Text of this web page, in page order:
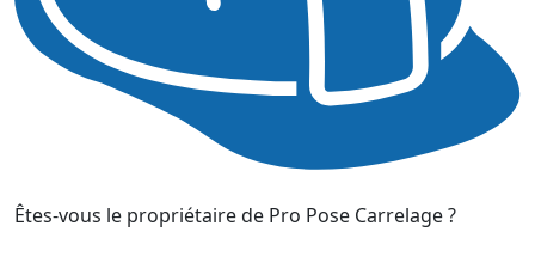
Êtes-vous le propriétaire de Pro Pose Carrelage ?